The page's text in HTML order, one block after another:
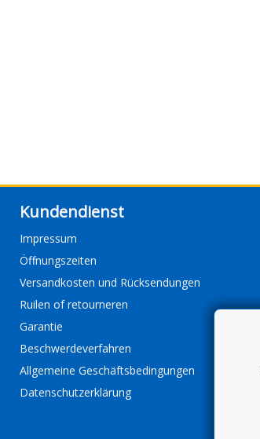
Kundendienst
Impressum
Öffnungszeiten
Versandkosten und Rücksendungen
Ruilen of retourneren
Garantie
Beschwerdeverfahren
Allgemeine Geschäftsbedingungen
Datenschutzerklärung